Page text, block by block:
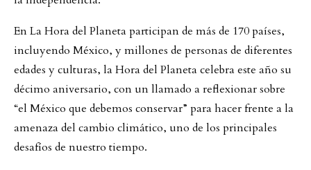
En La Hora del Planeta participan de más de 170 países,
incluyendo México, y millones de personas de diferentes
edades y culturas, la Hora del Planeta celebra este año su
décimo aniversario, con un llamado a reflexionar sobre
“el México que debemos conservar” para hacer frente a la
amenaza del cambio climático, uno de los principales
desafíos de nuestro tiempo.